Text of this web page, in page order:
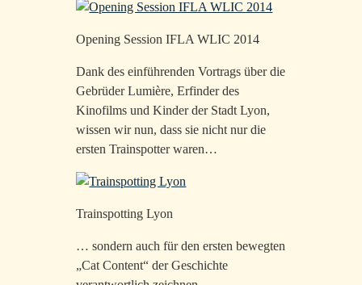
Opening Session IFLA WLIC 2014
Dank des einführenden Vortrags über die
Gebrüder Lumière, Erfinder des
Kinofilms und Kinder der Stadt Lyon,
wissen wir nun, dass sie nicht nur die
ersten Trainspotter waren…
Trainspotting Lyon
… sondern auch für den ersten bewegten
„Cat Content“ der Geschichte